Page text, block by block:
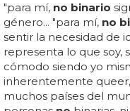
"para mí, no binario
género... "para mí, no
sentir la necesidad de
representa lo que
cómodo siendo yo
inherentemente queer,
muchos países del